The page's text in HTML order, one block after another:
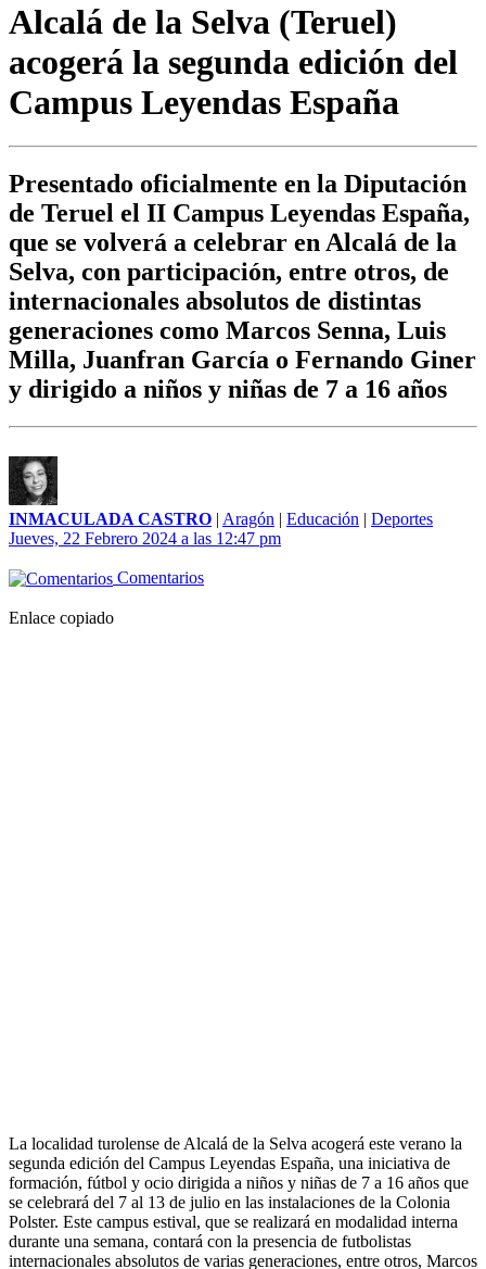
Alcalá de la Selva (Teruel)
acogerá la segunda edición del
Campus Leyendas España
Presentado oficialmente en la Diputación
de Teruel el II Campus Leyendas España,
que se volverá a celebrar en Alcalá de la
Selva, con participación, entre otros, de
internacionales absolutos de distintas
generaciones como Marcos Senna, Luis
Milla, Juanfran García o Fernando Giner
y dirigido a niños y niñas de 7 a 16 años
INMACULADA CASTRO | Aragón | Educación | Deportes
Jueves, 22 Febrero 2024 a las 12:47 pm
Comentarios
Enlace copiado
La localidad turolense de Alcalá de la Selva acogerá este verano la
segunda edición del Campus Leyendas España, una iniciativa de
formación, fútbol y ocio dirigida a niños y niñas de 7 a 16 años que
se celebrará del 7 al 13 de julio en las instalaciones de la Colonia
Polster. Este campus estival, que se realizará en modalidad interna
durante una semana, contará con la presencia de futbolistas
internacionales absolutos de varias generaciones, entre otros, Marcos